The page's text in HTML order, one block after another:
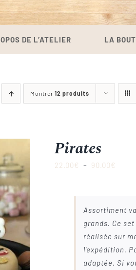
DE L’ATELIER LA
Montrer 12 produits
Pirates
22.00€ – 90.00€
Assortiment
grands. Ce
réalisée sur
l'expédition.
adaptée. Si